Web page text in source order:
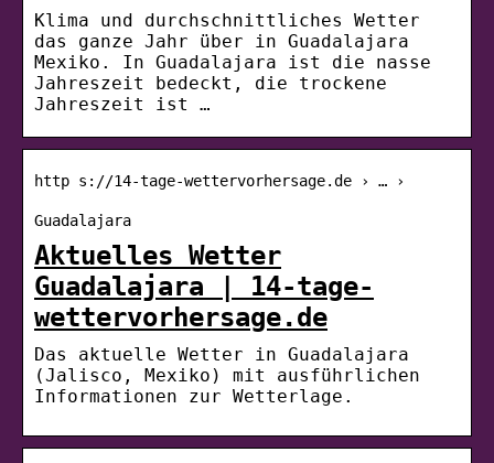
Klima und durchschnittliches Wetter
das ganze Jahr über in Guadalajara
Mexiko. In Guadalajara ist die nasse
Jahreszeit bedeckt, die trockene
Jahreszeit ist …
http s://14-tage-wettervorhersage.de › … ›
Guadalajara
Aktuelles Wetter
Guadalajara | 14-tage-
wettervorhersage.de
Das aktuelle Wetter in Guadalajara
(Jalisco, Mexiko) mit ausführlichen
Informationen zur Wetterlage.